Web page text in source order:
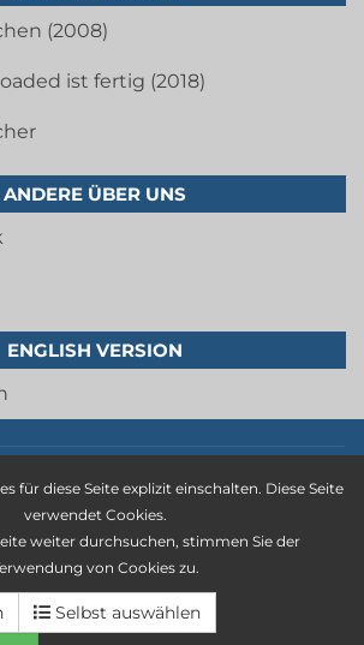
(2008)
ist fertig (2018)
ANDERE ÜBER UNS
ENGLISH VERSION
für diese Seite explizit einschalten. Diese Seite
verwendet Cookies.
weiter durchsuchen, stimmen Sie der
von Cookies zu.
Selbst auswählen